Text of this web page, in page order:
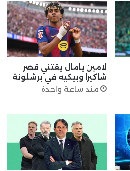
لامين يامال يقتني قصر
شاكيرا وبيكيه في برشلونة
منذ ساعة واحدة